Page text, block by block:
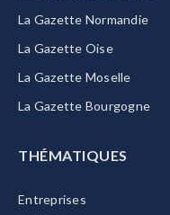
La Gazette Normandie
La Gazette Oise
La Gazette Moselle
La Gazette Bourgogne
THÉMATIQUES
Entreprises